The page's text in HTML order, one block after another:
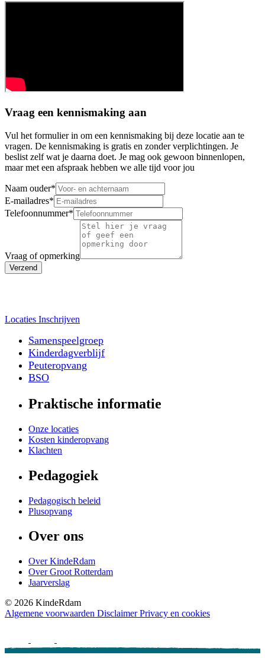
Vraag een kennismaking aan
Vul het formulier in om een kennismaking bij deze locatie aan te
vragen. De kennismaking is gratis en zonder verplichtingen. Je
beslist zelf wat je daarna doet. Je mag ook gewoon binnenlopen,
maar met een afspraak hebben we alle tijd voor jou
Naam ouder*
E-mailadres*
Telefoonnummer*
Vraag of opmerking
Verzend
Locaties Inschrijven
Samenspeelgroep
Kinderdagverblijf
Peuteropvang
BSO
Praktische informatie
Onze locaties
Kosten kinderopvang
Klachten
Pedagogiek
Pedagogisch beleid
Plusopvang
Over ons
Over KindeRdam
Over Groot Rotterdam
Jaarverslag
© 2026 KindeRdam
Algemene voorwaarden Disclaimer Privacy en cookies